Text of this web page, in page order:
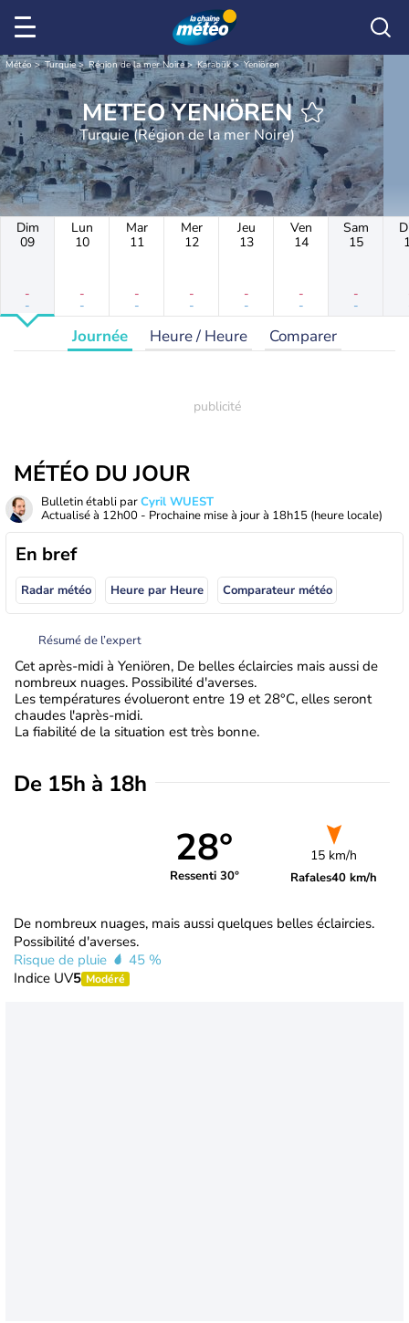
Météo Turquie Région de la mer Noire Karabük Yeniören
METEO YENIÖREN
Turquie (Région de la mer Noire)
Dim
09
-
-
Lun
10
-
-
Mar
11
-
-
Mer
12
-
-
Jeu
13
-
-
Ven
14
-
-
Sam
15
-
-
Journée Heure / Heure Comparer
MÉTÉO DU JOUR
Bulletin établi parCyril WUEST
Actualisé à 12h00 - Prochaine mise à jour à 18h15 (heure locale)
En bref
Radar météo Heure par Heure Comparateur météo
Résumé de l’expert
Cet après-midi à Yeniören, De belles éclaircies mais aussi de
nombreux nuages. Possibilité d'averses.
Les températures évolueront entre 19 et 28°C, elles seront
chaudes l'après-midi.
La fiabilité de la situation est très bonne.
De 15h à 18h
28°
Ressenti 30°
15 km/h
Rafales40 km/h
De nombreux nuages, mais aussi quelques belles éclaircies.
Possibilité d'averses.
Risque de pluie
45 %
Indice UV5 Modéré